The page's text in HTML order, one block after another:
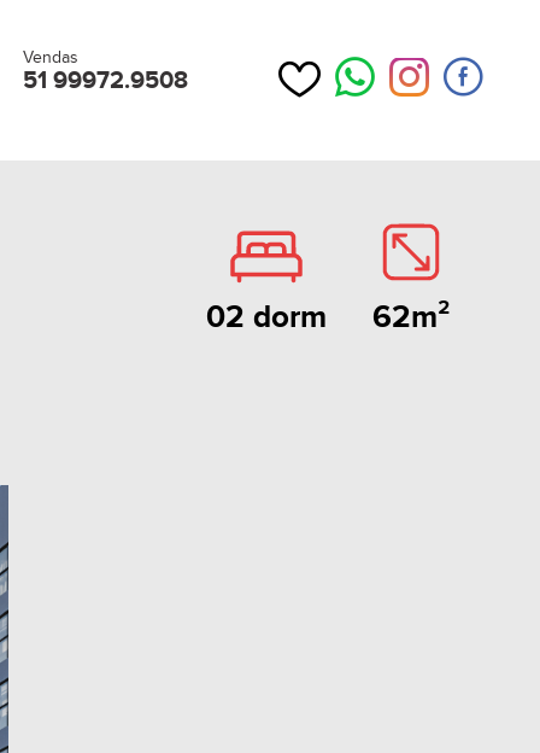
Vendas
51 99972.9508
02 dorm 62m²